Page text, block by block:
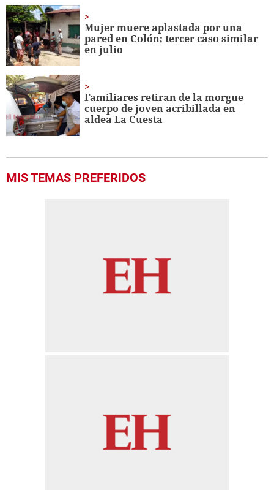
Mujer muere aplastada por una
pared en Colón; tercer caso similar
en julio
Familiares retiran de la morgue
cuerpo de joven acribillada en
aldea La Cuesta
MIS TEMAS PREFERIDOS